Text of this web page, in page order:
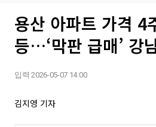
용산 아파트 가격 4
등…‘막판 급매’ 강
입력 2026-05-07 14:00
김지영 기자